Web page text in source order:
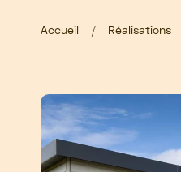
Accueil Réalisations